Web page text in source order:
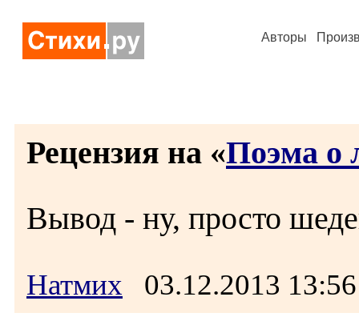
Авторы
Рецензия на «Поэма о
Вывод - ну, просто
Натмих 03.12.2013